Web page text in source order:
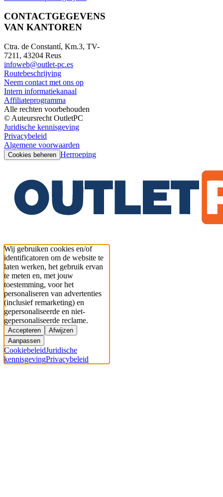
CONTACTGEGEVENS
VAN KANTOREN
Ctra. de Constantí, Km.3, TV-
7211, 43204 Reus
infoweb@outlet-pc.es
Routebeschrijving
Neem contact met ons op
Intern informatiekanaal
Affiliateprogramma
Alle rechten voorbehouden
© Auteursrecht OutletPC
Juridische kennisgeving
Privacybeleid
Algemene voorwaarden
Cookies beheren Herroeping
Wij gebruiken cookies en/of
identificatoren om de website te
laten werken, het gebruik ervan
te meten en, met jouw
toestemming, voor het
personaliseren van advertenties
(inclusief remarketing) en
gepersonaliseerde en niet-
gepersonaliseerde reclame.
Accepteren
Afwijzen
Aanpassen
CookiebeleidJuridische
kennisgevingPrivacybeleid